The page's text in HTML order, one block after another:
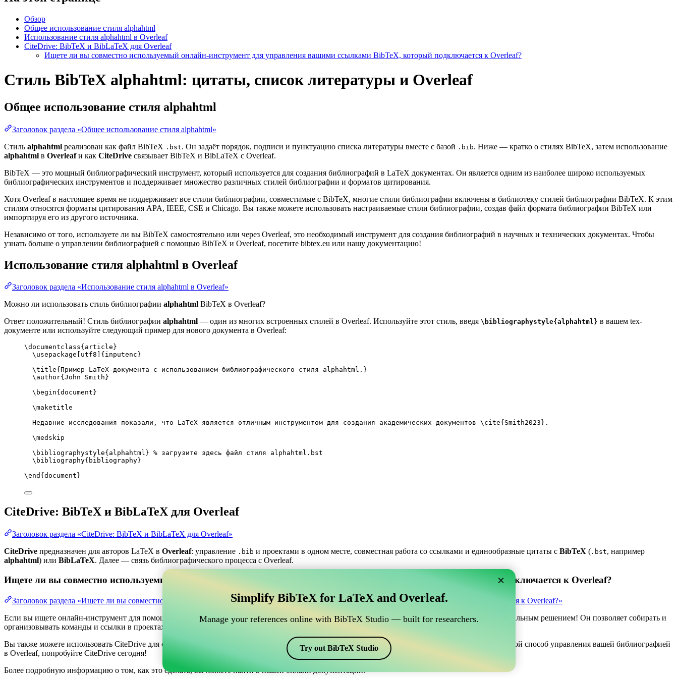
Обзор
Общее использование стиля alphahtml
Использование стиля alphahtml в Overleaf
CiteDrive: BibTeX и BibLaTeX для Overleaf
Ищете ли вы совместно используемый онлайн-инструмент для управления вашими ссылками BibTeX, который подключается к Overleaf?
Стиль BibTeX alphahtml: цитаты, список литературы и Overleaf
Общее использование стиля alphahtml
Заголовок раздела «Общее использование стиля alphahtml»
Стиль alphahtml реализован как файл BibTeX .bst. Он задаёт порядок, подписи и пунктуацию списка литературы вместе с базой .bib. Ниже — кратко о стилях BibTeX, затем использование
alphahtml в Overleafи как CiteDrive связывает BibTeX и BibLaTeX с Overleaf.
BibTeX — это мощный библиографический инструмент, который используется для создания библиографий в LaTeX документах. Он является одним из наиболее широко используемых
библиографических инструментов и поддерживает множество различных стилей библиографии и форматов цитирования.
Хотя Overleaf в настоящее время не поддерживает все стили библиографии, совместимые с BibTeX, многие стили библиографии включены в библиотеку стилей библиографии BibTeX. К этим
стилям относятся форматы цитирования APA, IEEE, CSE и Chicago. Вы также можете использовать настраиваемые стили библиографии, создав файл формата библиографии BibTeX или
импортируя его из другого источника.
Независимо от того, используете ли вы BibTeX самостоятельно или через Overleaf, это необходимый инструмент для создания библиографий в научных и технических документах. Чтобы
узнать больше о управлении библиографией с помощью BibTeX и Overleaf, посетите bibtex.eu или нашу документацию!
Использование стиля alphahtml в Overleaf
Заголовок раздела «Использование стиля alphahtml в Overleaf»
Можно ли использовать стиль библиографии alphahtml BibTeX в Overleaf?
Ответ положительный! Стиль библиографии alphahtml — один из многих встроенных стилей в Overleaf. Используйте этот стиль, введя \bibliographystyle{alphahtml} в вашем tex-
документе или используйте следующий пример для нового документа в Overleaf:
\documentclass{ article }
\usepackage
utf8 ]{ inputenc }
\title{Пример LaTeX-документа с использованием библиографического стиля alphahtml.}
\author{John Smith}
\begin{ document }
\maketitle
Недавние исследования показали, что LaTeX является отличным инструментом для создания академических документов \cite{ Smith2023 }.
\medskip
\bibliographystyle{alphahtml} % загрузите здесь файл стиля alphahtml.bst
\bibliography{bibliography}
\end { document }
CiteDrive: BibTeX и BibLaTeX для Overleaf
Заголовок раздела «CiteDrive: BibTeX и BibLaTeX для Overleaf»
CiteDrive предназначен для авторов LaTeX в Overleaf: управление .bib и проектами в одном месте, совместная работа со ссылками и единообразные цитаты с BibTeX ( .bst, например
alphahtml) или BibLaTeX. Далее — связь библиографического процесса с Overleaf.
Ищете ли вы совместно используемый онлайн-инструмент для управления вашими ссылками BibTeX, который подключается к Overleaf?
Заголовок раздела «Ищете ли вы совместно используемый онлайн-инструмент для управления вашими ссылками BibTeX, который подключается к Overleaf?»
Если вы ищете онлайн-инструмент для помощи в управлении вашими ссылками, цитатами и библиографией в Overleaf, CiteDrive может быть идеальным решением! Он позволяет собирать и
организовывать команды и ссылки в проектах, одновременно поддерживая актуальность записей BibTeX в вашем проекте Overleaf.
Вы также можете использовать CiteDrive для создания библиографий и цитат в различных стилях, включая alphahtml. Так что если вы ищете простой способ управления вашей библиографией
в Overleaf, попробуйте CiteDrive сегодня!
Более подробную информацию о том, как это сделать, вы можете найти в нашей онлайн документации.
×
Simplify BibTeX for LaTeX and Overleaf.
Manage your references online with BibTeX Studio — built for researchers.
Try out BibTeX Studio